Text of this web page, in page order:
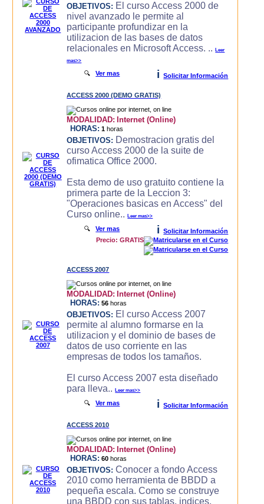
OBJETIVOS: El curso Access 2000 de
nivel avanzado le permite al
participante profundizar en la
utilizacion de las bases de datos
relacionales en Microsoft Access. ..Leer
mas>>
🔍Ver mas i Solicitar Información
ACCESS 2000 (DEMO GRATIS)
MODALIDAD: Internet (Online)
HORAS: 1 horas
OBJETIVOS: Demostracion gratis del
curso Access 2000 de la suite de
ofimatica Office 2000.
Esta demo de uso gratuito contiene la
primera parte de la Leccion 3:
"Operaciones basicas en Access" del
Curso online..Leer mas>>
🔍Ver mas i
Solicitar Información
Precio: GRATIS
ACCESS 2007
MODALIDAD: Internet (Online)
HORAS: 56 horas
OBJETIVOS: El curso Access 2007
permite al alumno formarse en la
utilizacion y el dominio de bases de
datos de uso corriente en las
empresas de todos los tamaños.
El curso Access 2007 esta diseñado
para lleva..Leer mas>>
🔍Ver mas i Solicitar Información
ACCESS 2010
MODALIDAD: Internet (Online)
HORAS: 60 horas
OBJETIVOS: Conocer a fondo Access
2010 como herramienta de BBDD a
pequeña escala. Como se construye
una BBDD con sus tablas, indices,